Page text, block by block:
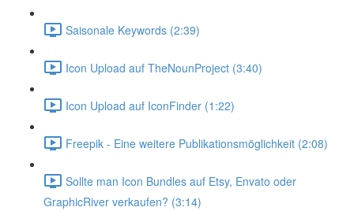
Saisonale Keywords (2:39)
Icon Upload auf TheNounProject (3:40)
Icon Upload auf IconFinder (1:22)
Freepik - Eine weitere Publikationsmöglichkeit (2:08)
Sollte man Icon Bundles auf Etsy, Envato oder
GraphicRiver verkaufen? (3:14)